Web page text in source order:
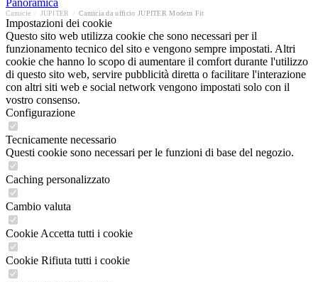
Panoramica
Camicie JUPITER Camicia da ufficio JUPITER Modern Fit
Impostazioni dei cookie
Questo sito web utilizza cookie che sono necessari per il
funzionamento tecnico del sito e vengono sempre impostati. Altri
cookie che hanno lo scopo di aumentare il comfort durante l'utilizzo
di questo sito web, servire pubblicità diretta o facilitare l'interazione
con altri siti web e social network vengono impostati solo con il
vostro consenso.
Configurazione
Tecnicamente necessario
Questi cookie sono necessari per le funzioni di base del negozio.
Caching personalizzato
Cambio valuta
Cookie Accetta tutti i cookie
Cookie Rifiuta tutti i cookie